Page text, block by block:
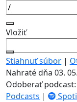
Vložiť
Stiahnuť súbor |
Nahraté dňa 03.
Odoberať podcast:
Podcasts |